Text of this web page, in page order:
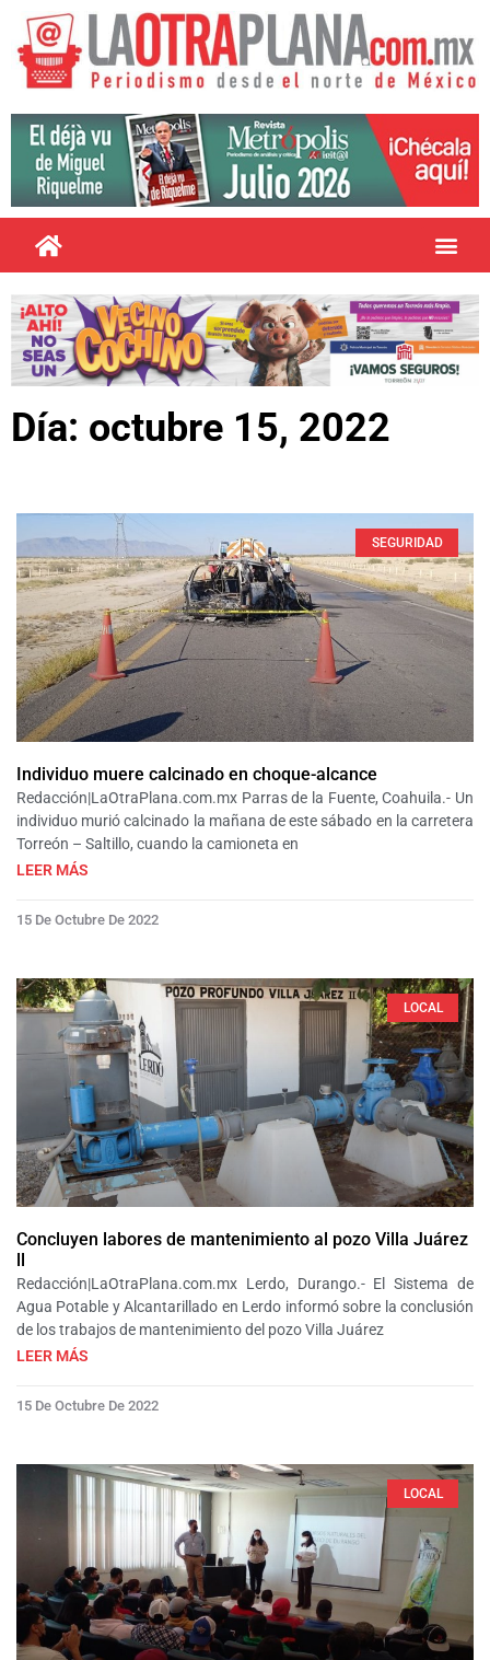
Día: octubre 15, 2022
SEGURIDAD
Individuo muere calcinado en choque-alcance
Redacción|LaOtraPlana.com.mx Parras de la Fuente, Coahuila.- Un
individuo murió calcinado la mañana de este sábado en la carretera
Torreón – Saltillo, cuando la camioneta en
LEER MÁS
15 De Octubre De 2022
LOCAL
Concluyen labores de mantenimiento al pozo Villa Juárez
ll
Redacción|LaOtraPlana.com.mx Lerdo, Durango.- El Sistema de
Agua Potable y Alcantarillado en Lerdo informó sobre la conclusión
de los trabajos de mantenimiento del pozo Villa Juárez
LEER MÁS
15 De Octubre De 2022
LOCAL